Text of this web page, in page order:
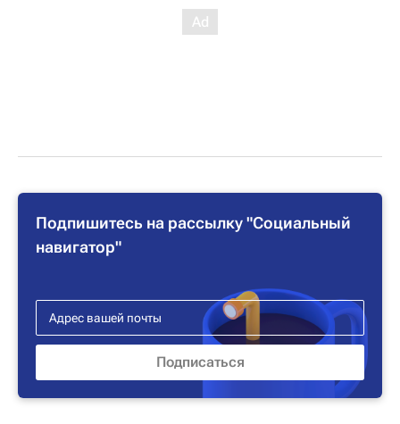
Подпишитесь на рассылку "Социальный
навигатор"